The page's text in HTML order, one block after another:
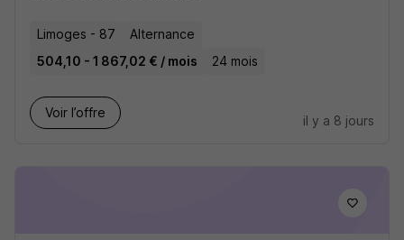
Limoges - 87
Alternance
504,10 - 1 867,02 € / mois
24 mois
Voir l’offre
il y a 8 jours